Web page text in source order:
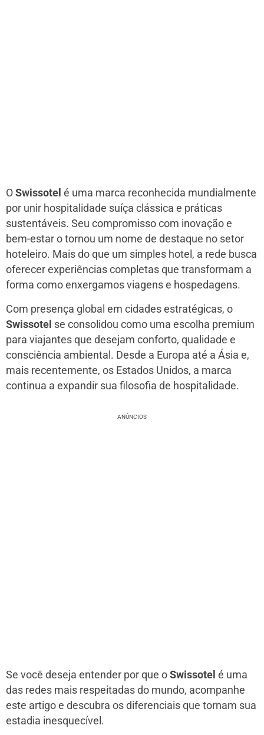
O Swissotel é uma marca reconhecida mundialmente
por unir hospitalidade suíça clássica e práticas
sustentáveis. Seu compromisso com inovação e
bem-estar o tornou um nome de destaque no setor
hoteleiro. Mais do que um simples hotel, a rede busca
oferecer experiências completas que transformam a
forma como enxergamos viagens e hospedagens.
Com presença global em cidades estratégicas, o
Swissotel se consolidou como uma escolha premium
para viajantes que desejam conforto, qualidade e
consciência ambiental. Desde a Europa até a Ásia e,
mais recentemente, os Estados Unidos, a marca
continua a expandir sua filosofia de hospitalidade.
ANÚNCIOS
Se você deseja entender por que o Swissotel é uma
das redes mais respeitadas do mundo, acompanhe
este artigo e descubra os diferenciais que tornam sua
estadia inesquecível.